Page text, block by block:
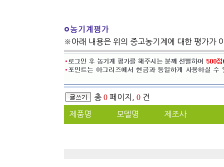
※아래 내용은 위의 중고농기계에 대한 평가가
총 0 페이지, 0 건
제품명 모델명 제조사